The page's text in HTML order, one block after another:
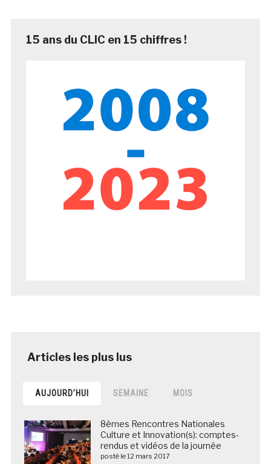
15 ans du CLIC en 15 chiffres !
AUJOURD’HUI SEMAINE MOIS
8èmes Rencontres Nationales
Culture et Innovation(s): comptes-
rendus et vidéos de la journée
posté le 12 mars 2017